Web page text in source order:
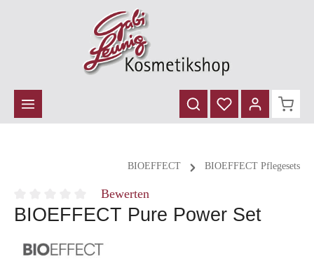
BIOEFFECT BIOEFFECT Pflegesets
Durchschnittliche Bewertung von 0 von 5 Sternen
Bewerten
BIOEFFECT Pure Power Set